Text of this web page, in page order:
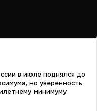
в июле поднялся до
но уверенность
минимуму